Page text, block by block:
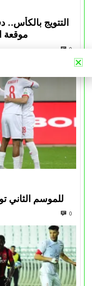
التتويج بالكأس..
موقعة
0
للموسم الثاني
0